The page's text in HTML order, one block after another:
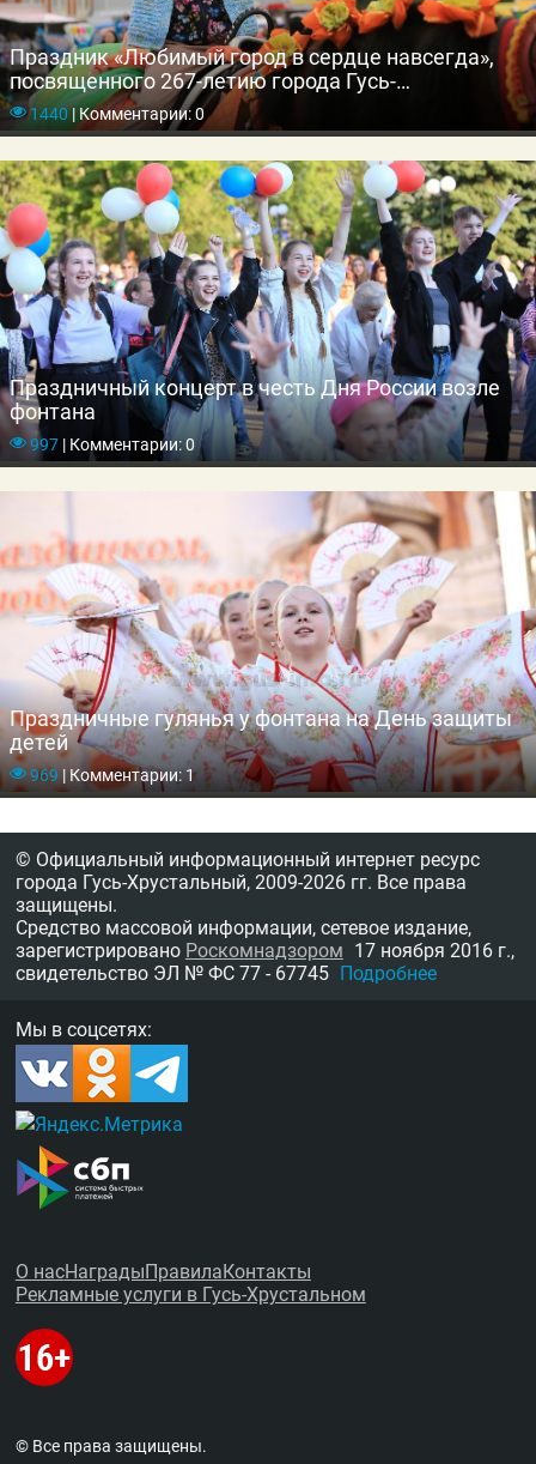
Праздник «Любимый город в сердце навсегда»,
посвященного 267-летию города Гусь-
Хрустальный
1440|Комментарии: 0
Праздничный концерт в честь Дня России возле
фонтана
997 |Комментарии: 0
Праздничные гулянья у фонтана на День защиты
детей
969 |Комментарии: 1
© Официальный информационный интернет ресурс
города Гусь-Хрустальный, 2009-2026 гг. Все права
защищены.
Средство массовой информации, сетевое издание,
зарегистрировано Роскомнадзором 17 ноября 2016 г.,
свидетельство ЭЛ № ФС 77 - 67745 Подробнее
Мы в соцсетях:
О насНаградыПравилаКонтакты
Рекламные услуги в Гусь-Хрустальном
© Все права защищены.